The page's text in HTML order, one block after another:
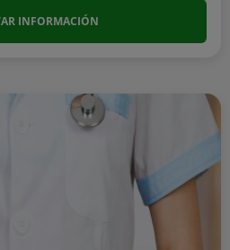
INFORMACIÓN